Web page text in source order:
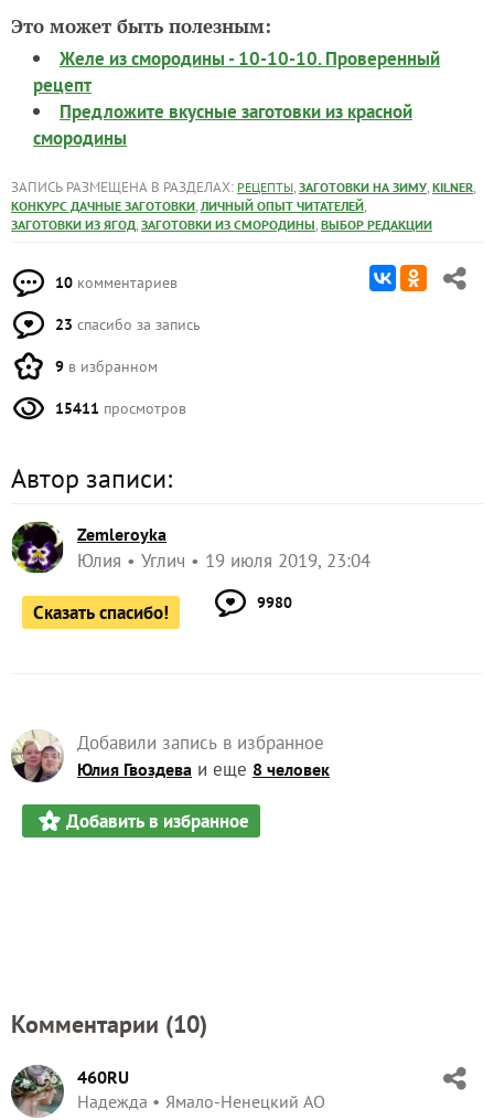
Это может быть полезным:
Желе из смородины - 10-10-10. Проверенный
рецепт
Предложите вкусные заготовки из красной
смородины
ЗАПИСЬ РАЗМЕЩЕНА В РАЗДЕЛАХ: РЕЦЕПТЫ, ЗАГОТОВКИ НА ЗИМУ, KILNER,
КОНКУРС ДАЧНЫЕ ЗАГОТОВКИ, ЛИЧНЫЙ ОПЫТ ЧИТАТЕЛЕЙ,
ЗАГОТОВКИ ИЗ ЯГОД, ЗАГОТОВКИ ИЗ СМОРОДИНЫ, ВЫБОР РЕДАКЦИИ
10 комментариев
23 спасибо за запись
9 в избранном
15411 просмотров
Автор записи:
Zemleroyka
Юлия Углич 19 июля 2019, 23:04
Сказать спасибо! 9980
Добавили запись в избранное
Юлия Гвоздева и еще 8 человек
Добавить в избранное
Комментарии (10)
460RU
Надежда
Ямало-Ненецкий АО